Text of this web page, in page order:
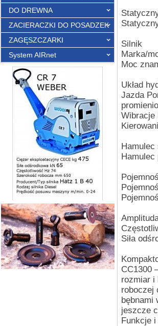
DO DREWNA
ZACIERACZKI DO POSADZEK
ZAGĘSZCZARKI
System AIRnet
Silnik
Marka/
Moc
Układ
Jazda
Wibracje
Hamulec
Hamulec
Siła
CC1300
rozmiar i
roboczej
bębnami
jeszcze
Funkcje